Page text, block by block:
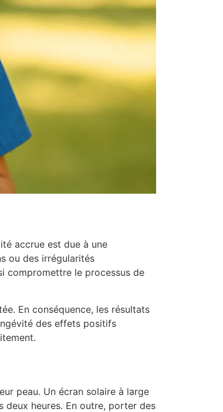
accrue est due à une
ou des irrégularités
compromettre le processus de
En conséquence, les résultats
des effets positifs
peau. Un écran solaire à large
heures. En outre, porter des